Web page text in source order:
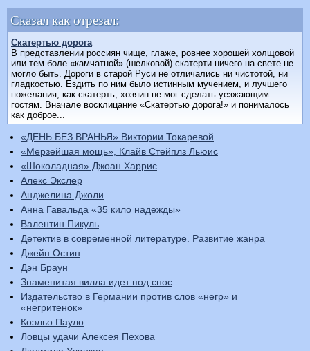
Сказал как отрезал:
Скатертью дорога
В представлении россиян чище, глаже, ровнее хорошей холщовой
или тем боле «камчатной» (шелковой) скатерти ничего на свете не
могло быть. Дороги в старой Руси не отличались ни чистотой, ни
гладкостью. Ездить по ним было истинным мучением, и лучшего
пожелания, как скатерть, хозяин не мог сделать уезжающим
гостям. Вначале восклицание «Скатертью дорога!» и понималось
как доброе...
«ДЕНЬ БЕЗ ВРАНЬЯ» Виктории Токаревой
«Мерзейшая мощь», Клайв Стейплз Льюис
«Шоколадная» Джоан Харрис
Алекс Экслер
Анджелина Джоли
Анна Гавальда «35 кило надежды»
Валентин Пикуль
Детектив в современной литературе. Развитие жанра
Джейн Остин
Дэн Браун
Знаменитая вилла идет под снос
Издательство в Германии против слов «негр» и
«негритенок»
Коэльо Пауло
Ловцы удачи Алексея Пехова